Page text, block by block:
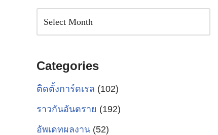
Categories
ติดตั้งการ์ดเรล (102)
ราวกันอันตราย (192)
อัพเดทผลงาน(52)